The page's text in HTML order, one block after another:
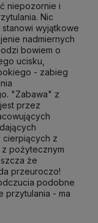
niepozornie i
Nic
wyjątkowe
nadmiernych
bowiem o
ucisku,
- zabieg
"Zabawa" z
przez
cierpiących z
pożytecznym
że
przeuroczo!
podobne
przytulania - ma